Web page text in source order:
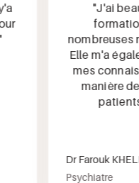
"J'ai
formation,
nombreuses
Elle m'a
mes
manière de
patients
Dr Farouk KHELFA
Psychiatre